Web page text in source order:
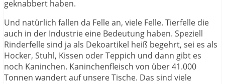
geknabbert haben.
Und natürlich fallen da Felle an, viele Felle. Tierfelle die
auch in der Industrie eine Bedeutung haben. Speziell
Rinderfelle sind ja als Dekoartikel heiß begehrt, sei es als
Hocker, Stuhl, Kissen oder Teppich und dann gibt es
noch Kaninchen. Kaninchenfleisch von über 41.000
Tonnen wandert auf unsere Tische. Das sind viele